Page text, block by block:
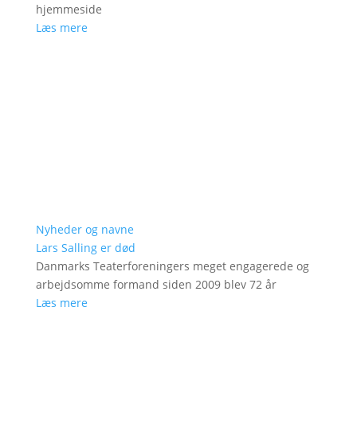
hjemmeside
Læs mere
Nyheder og navne
Lars Salling er død
Danmarks Teaterforeningers meget engagerede og
arbejdsomme formand siden 2009 blev 72 år
Læs mere